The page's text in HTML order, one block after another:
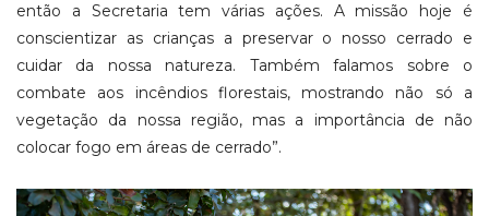
então a Secretaria tem várias ações. A missão hoje é
conscientizar as crianças a preservar o nosso cerrado e
cuidar da nossa natureza. Também falamos sobre o
combate aos incêndios florestais, mostrando não só a
vegetação da nossa região, mas a importância de não
colocar fogo em áreas de cerrado”.